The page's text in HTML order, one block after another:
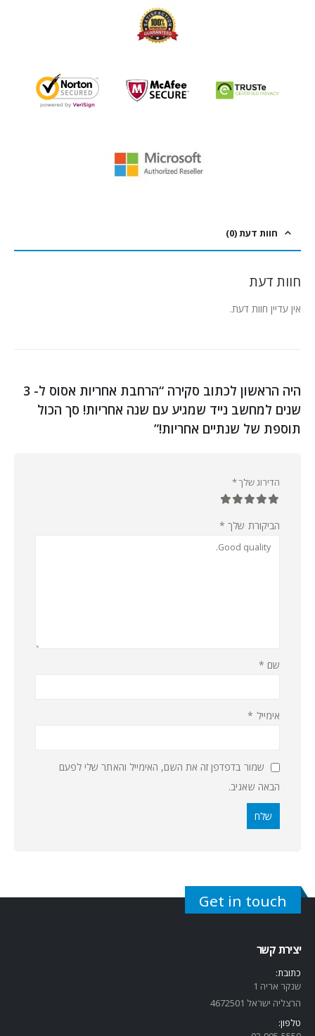
חוות דעת (0)
חוות דעת
אין עדיין חוות דעת.
היה הראשון לכתוב סקירה “הרחבת אחריות אסוס ל- 3
שנים למחשב נייד שמגיע עם שנה אחריות! סך הכול
תוספת של שנתיים אחריות!”
הדירוג שלך*
הביקורת שלך *
שם *
אימייל *
שמור בדפדפן זה את השם, האימייל והאתר שלי לפעם
הבאה שאגיב.
Get in touch
יצירת קשר
כתובת:
שנקר אריה 1
הרצליה ישראל 4672501
טלפון: